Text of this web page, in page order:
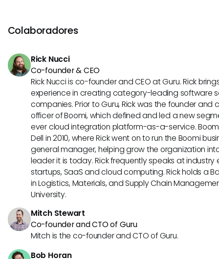
gestión de proyectos, lenguajes de programación como
herramientas de visualización de datos. También utilizan
especializado para streamlining sus análisis y procesos
decisiones.
Colaboradores
Rick Nucci
Co-founder & CEO
Rick Nucci is co-founder and CEO at Guru. Rick
experience in creating category-leading software
companies. Prior to Guru, Rick was the founder and
officer of Boomi, which defined and led a new
ever cloud integration platform-as-a-service.
Dell in 2010, where Rick went on to run the Boomi
general manager, helping grow the organization
leader it is today. Rick frequently speaks at
startups, SaaS and cloud computing. Rick holds a
in Logistics, Materials, and Supply Chain
University.
Mitch Stewart
Co-founder and CTO of Guru
Mitch is the co-founder and CTO of Guru.
Bob Horan